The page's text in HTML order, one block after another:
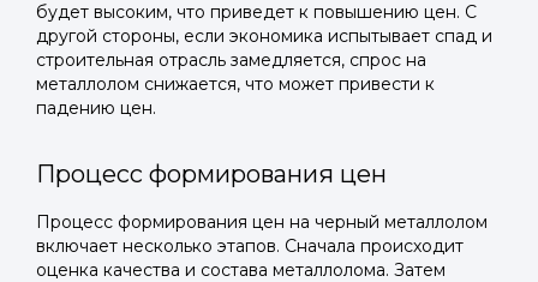
будет высоким, что приведет к повышению цен. С
другой стороны, если экономика испытывает спад и
строительная отрасль замедляется, спрос на
металлолом снижается, что может привести к
падению цен.
Процесс формирования цен
Процесс формирования цен на черный металлолом
включает несколько этапов. Сначала происходит
оценка качества и состава металлолома. Затем